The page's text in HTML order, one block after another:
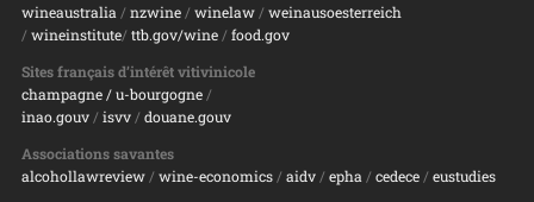
wineaustralia / nzwine/ winelaw/ weinausoesterreich
/ wineinstitute/ ttb.gov/wine/ food.gov
Sites français d’intérêt vitivinicole
champagne/ u-bourgogne/
inao.gouv/ isvv/ douane.gouv
Associations savantes
alcohollawreview/ wine-economics/ aidv/ epha / cedece/ eustudies